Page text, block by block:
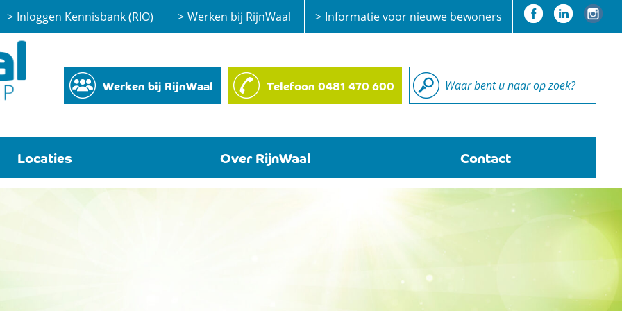
Inloggen Kennisbank (RIO) Werken bij RijnWaal Informatie voor nieuwe bewoners
Werken bij RijnWaal Telefoon 0481 470 600
Locaties Over RijnWaal Contact